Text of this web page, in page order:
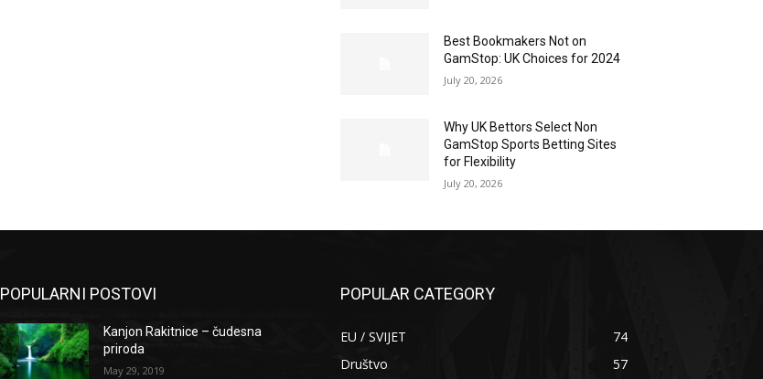
Best Bookmakers Not on
GamStop: UK Choices for 2024
July 20, 2026
Why UK Bettors Select Non
GamStop Sports Betting Sites
for Flexibility
July 20, 2026
POPULARNI POSTOVI
Kanjon Rakitnice – čudesna
priroda
May 29, 2019
POPULAR CATEGORY
EU / SVIJET
74
Društvo
57